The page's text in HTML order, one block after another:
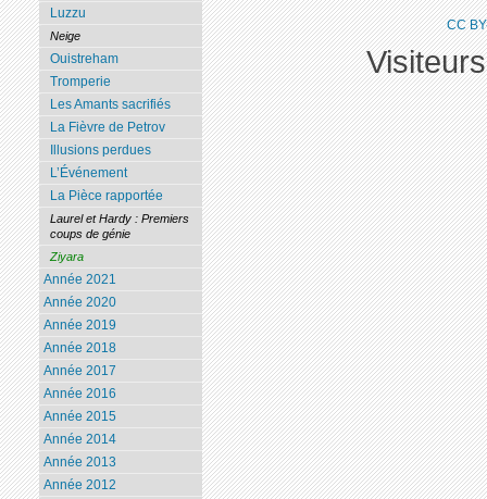
Luzzu
Neige
Ouistreham
Tromperie
Les Amants sacrifiés
La Fièvre de Petrov
Illusions perdues
L’Événement
La Pièce rapportée
Laurel et Hardy : Premiers
coups de génie
Ziyara
Année 2021
Année 2020
Année 2019
Année 2018
Année 2017
Année 2016
Année 2015
Année 2014
Année 2013
Année 2012
CC